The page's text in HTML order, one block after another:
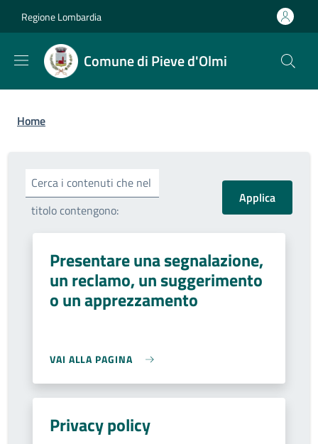
Regione Lombardia
Comune di Pieve d'Olmi
Briciole di pane
Home
Cerca i contenuti che nel
titolo contengono:
Presentare una segnalazione,
un reclamo, un suggerimento
o un apprezzamento
VAI ALLA PAGINA
Privacy policy